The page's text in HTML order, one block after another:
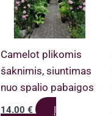
Camelot plikomis
šaknimis, siuntimas
nuo spalio pabaigos
14.00€
Į